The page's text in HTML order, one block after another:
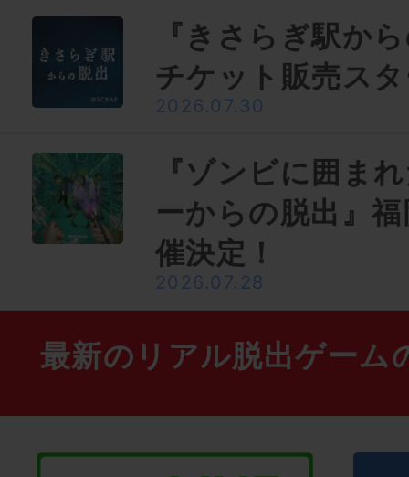
『きさらぎ駅か
チケット販売ス
2026.07.30
『ゾンビに囲ま
ーからの脱出』
催決定！
2026.07.28
最新のリアル脱出ゲーム